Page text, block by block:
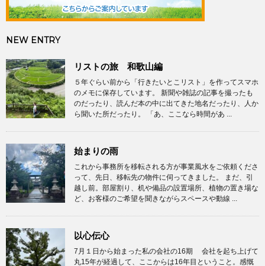
NEW ENTRY
リストの旅 和歌山編
５年ぐらい前から「行きたいとこリスト」を作ってスマホ
のメモに保存しています。 新聞や雑誌の記事を撮ったも
のだったり、読んだ本の中に出てきた地名だったり、人か
ら聞いた所だったり。 「あ、ここなら時間があ ...
始まりの雨
これから事務所を移転される方が事業風水をご依頼くださ
って、先日、移転先の物件に伺ってきました。 まだ、引
越し前。部屋割り、机や備品の設置場所、植物の置き場な
ど、お客様のご希望を聞きながらスペースや動線 ...
以心伝心
7月１日から始まった私の会社の16期 会社を起ち上げて
丸15年が経過して、ここからは16年目ということ。感慨